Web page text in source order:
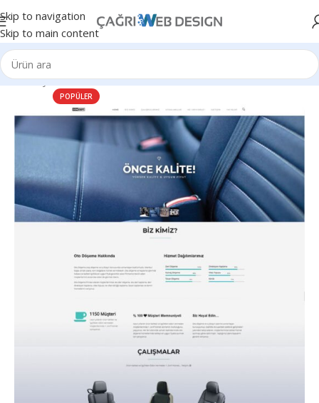
Skip to navigation
Skip to main content
Ana Sayfa Tamir & Bakım
POPÜLER